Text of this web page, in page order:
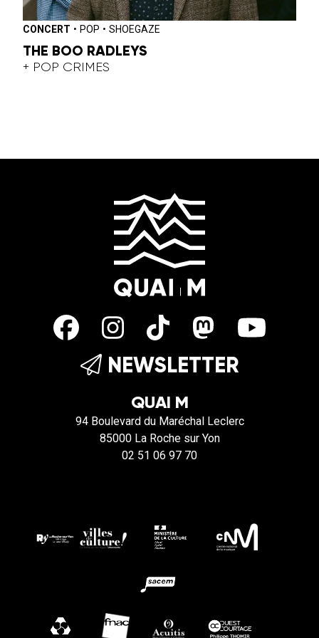
CONCERT • POP • SHOEGAZE
THE BOO RADLEYS
+ POP CRIMES
NEWSLETTER
QUAI M
94 Boulevard du Maréchal Leclerc
85000 La Roche sur Yon
02 51 06 97 70